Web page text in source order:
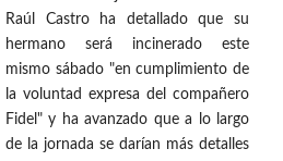
Raúl Castro ha detallado que su
hermano será incinerado este
mismo sábado "en cumplimiento de
la voluntad expresa del compañero
Fidel" y ha avanzado que a lo largo
de la jornada se darían más detalles